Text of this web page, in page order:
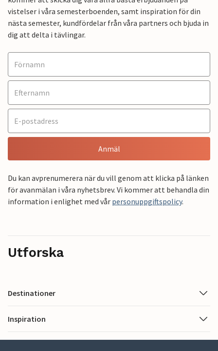
vistelser i våra semesterboenden, samt inspiration för din
nästa semester, kundfördelar från våra partners och bjuda in
dig att delta i tävlingar.
Anmäl
Du kan avprenumerera när du vill genom att klicka på länken
för avanmälan i våra nyhetsbrev. Vi kommer att behandla din
information i enlighet med vår personuppgiftspolicy.
Utforska
Destinationer
Inspiration